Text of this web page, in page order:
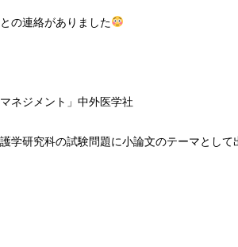
の連絡がありました
ネジメント」中外医学社
学研究科の試験問題に小論文のテーマとして